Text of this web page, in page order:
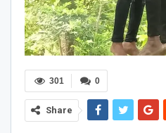
0
301
Share